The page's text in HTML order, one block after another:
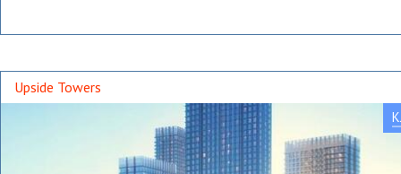
Upside Towers